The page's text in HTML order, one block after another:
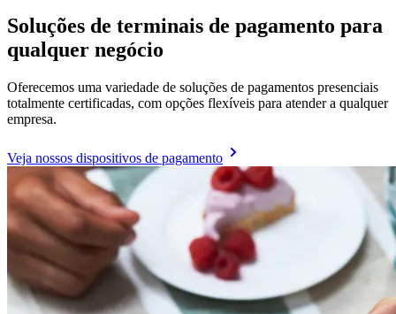
Soluções de terminais de pagamento para
qualquer negócio
Oferecemos uma variedade de soluções de pagamentos presenciais
totalmente certificadas, com opções flexíveis para atender a qualquer
empresa.
Veja nossos dispositivos de pagamento